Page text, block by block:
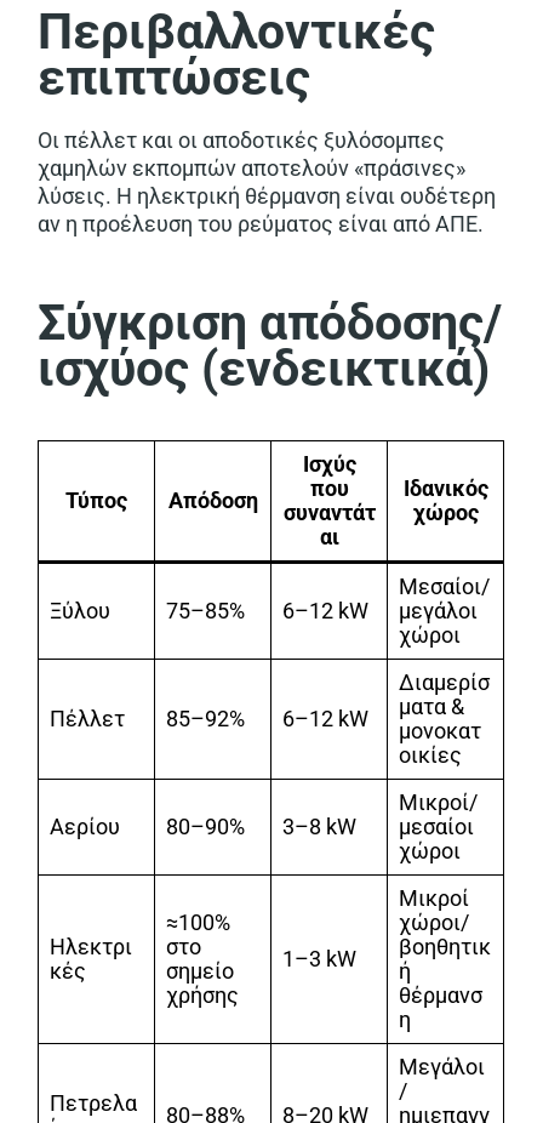
Περιβαλλοντικές
επιπτώσεις
Οι πέλλετ και οι αποδοτικές ξυλόσομπες
χαμηλών εκπομπών αποτελούν «πράσινες»
λύσεις. Η ηλεκτρική θέρμανση είναι ουδέτερη
αν η προέλευση του ρεύματος είναι από ΑΠΕ.
Σύγκριση απόδοσης/
ισχύος (ενδεικτικά)
Τύπος Απόδοση
Ισχύς
που
συναντάτ
αι
Ιδανικός
χώρος
Ξύλου 75–85% 6–12 kW
Μεσαίοι/
μεγάλοι
χώροι
Πέλλετ 85–92% 6–12 kW
Διαμερίσ
ματα &
μονοκατ
οικίες
Αερίου 80–90% 3–8 kW
Μικροί/
μεσαίοι
χώροι
Ηλεκτρι
κές
≈100%
στο
σημείο
χρήσης
1–3 kW
Μικροί
χώροι/
βοηθητικ
ή
θέρμανσ
η
Πετρελα
80–88% 8–20 kW
Μεγάλοι
/
ημιεπαγγ